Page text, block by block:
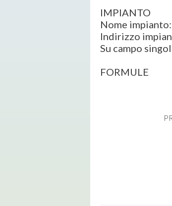
IMPIANTO
Nome impianto:
Indirizzo
Su campo
FORMULE